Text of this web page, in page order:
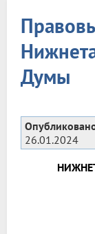
Думы
26.01.2024